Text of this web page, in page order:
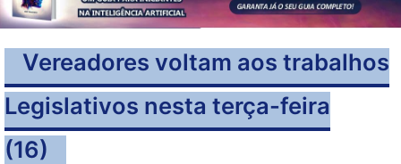
Vereadores voltam aos trabalhos
Legislativos nesta terça-feira
(16)